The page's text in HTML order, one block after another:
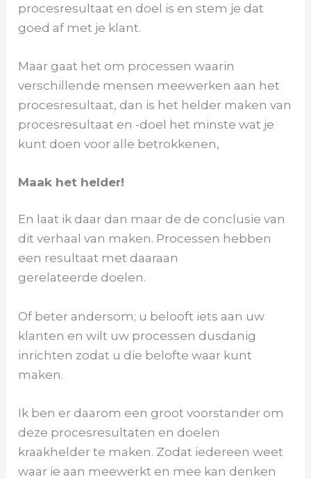
procesresultaat en doel is en stem je dat
goed af met je klant.
Maar gaat het om processen waarin
verschillende mensen meewerken aan het
procesresultaat, dan is het helder maken van
procesresultaat en -doel het minste wat je
kunt doen voor alle betrokkenen,
Maak het helder!
En laat ik daar dan maar de de conclusie van
dit verhaal van maken. Processen hebben
een resultaat met daaraan
gerelateerde doelen.
Of beter andersom; u belooft iets aan uw
klanten en wilt uw processen dusdanig
inrichten zodat u die belofte waar kunt
maken.
Ik ben er daarom een groot voorstander om
deze procesresultaten en doelen
kraakhelder te maken. Zodat iedereen weet
waar ie aan meewerkt en mee kan denken